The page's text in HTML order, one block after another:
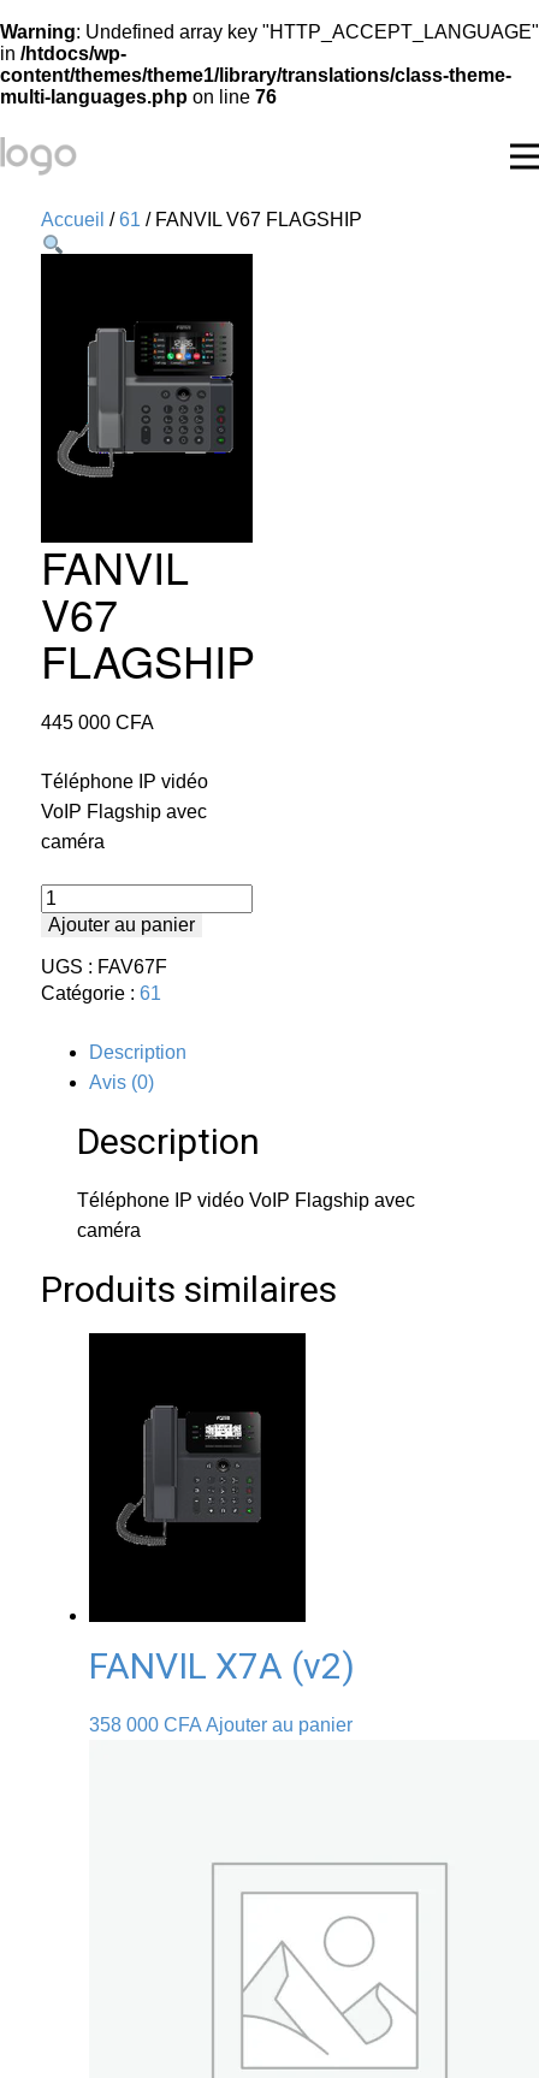
Warning: Undefined array key "HTTP_ACCEPT_LANGUAGE"
in /htdocs/wp-
content/themes/theme1/library/translations/class-theme-
multi-languages.php on line 76
Accueil /61 / FANVIL V67 FLAGSHIP
FANVIL
V67
FLAGSHIP
445 000CFA
Téléphone IP vidéo
VoIP Flagship avec
caméra
quantité
de
FANVIL
V67
FLAGSHIP
Ajouter au panier
UGS : FAV67F
Catégorie :61
Description
Avis (0)
Description
Téléphone IP vidéo VoIP Flagship avec
caméra
Produits similaires
FANVIL X7A (v2)
358 000CFA Ajouter au panier